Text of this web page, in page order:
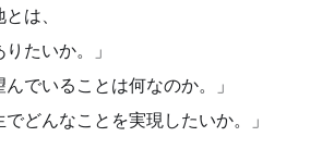
は、
たいか。」
んでいることは何なのか。」
でどんなことを実現したいか。」